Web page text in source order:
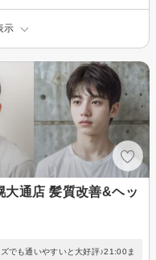
示
大通店 髪質改善&ヘッ
でも通いやすいと大好評♪21:00ま